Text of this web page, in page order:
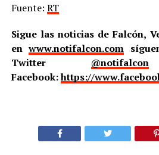
Fuente: RT
Sigue las noticias de Falcón,
enwww.notifalcon.com
Twitter @notifalcon
Facebook:https://